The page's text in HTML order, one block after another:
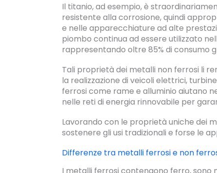
Il titanio, ad esempio, è
resistente alla corrosione, quindi
e nelle apparecchiature ad alte
piombo continua ad essere utilizzato
rappresentando oltre 85% di consumo
Tali proprietà dei metalli non ferrosi li
la realizzazione di veicoli elettrici,
ferrosi come rame e alluminio aiutano
nelle reti di energia rinnovabile per
Lavorando con le proprietà uniche dei
sostenere gli usi tradizionali e forse le
Differenze tra metalli ferrosi e non